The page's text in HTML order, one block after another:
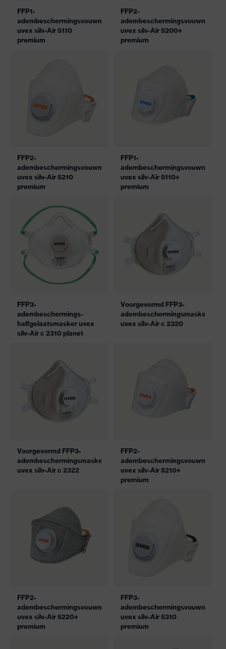
FFP1-
adembeschermingsvouwmasker
uvex silv-Air 5110
premium
FFP2-
adembeschermingsvouwmasker
uvex silv-Air 5200+
premium
FFP2-
adembeschermingsvouwmasker
uvex silv-Air 5210
premium
FFP1-
adembeschermingsvouwmasker
uvex silv-Air 5110+
premium
FFP3-
adembeschermings-
halfgelaatsmasker uvex
silv-Air c 2310 planet
Voorgevormd FFP3-
adembeschermingsmasker
uvex silv-Air c 2320
Voorgevormd FFP3-
adembeschermingsmasker
uvex silv-Air c 2322
FFP2-
adembeschermingsvouwmasker
uvex silv-Air 5210+
premium
FFP2-
adembeschermingsvouwmasker
uvex silv-Air 5220+
premium
FFP3-
adembeschermingsvouwmasker
uvex silv-Air 5310
premium